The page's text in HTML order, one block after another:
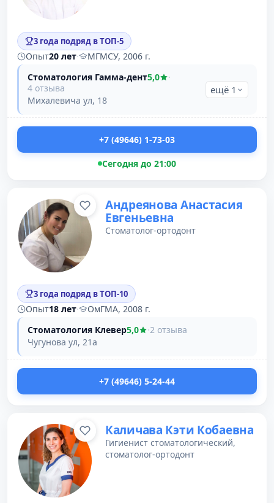
3 года подряд в ТОП-5
Опыт20 лет·
МГМСУ, 2006 г.
Стоматология Гамма-дент5,0
·
4 отзыва
Михалевича ул, 18
ещё 1
+7 (49646) 1-73-03
Сегодня до 21:00
Андреянова Анастасия
Евгеньевна
Стоматолог-ортодонт
3 года подряд в ТОП-10
Опыт18 лет·
ОмГМА, 2008 г.
Стоматология Клевер5,0 ·2 отзыва
Чугунова ул, 21а
+7 (49646) 5-24-44
Каличава Кэти Кобаевна
Гигиенист стоматологический,
стоматолог-ортодонт